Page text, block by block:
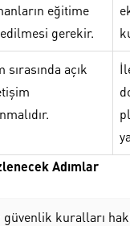
eğitime
gerekir.
sırasında açık
Adımlar
güvenlik kuralları